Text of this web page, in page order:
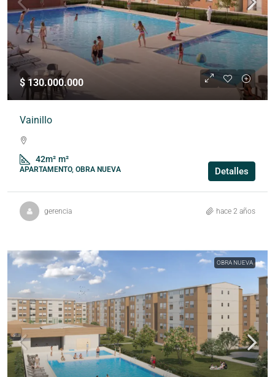
$ 130.000.000
Vainillo
42m² m²
APARTAMENTO, OBRA NUEVA Detalles
gerencia hace 2 años
OBRA NUEVA